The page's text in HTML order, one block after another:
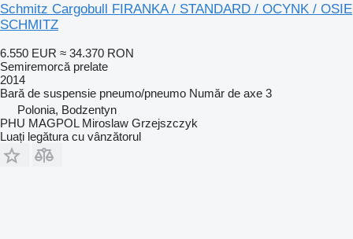
Schmitz Cargobull FIRANKA / STANDARD / OCYNK / OSIE
SCHMITZ
6.550 EUR ≈ 34.370 RON
Semiremorcă prelate
2014
Bară de suspensie pneumo/pneumo Număr de axe 3
Polonia, Bodzentyn
PHU MAGPOL Miroslaw Grzejszczyk
Luați legătura cu vânzătorul